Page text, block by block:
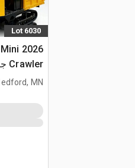
Lot 6030
Mini
Crawler جرار نقل (Unused)
MN